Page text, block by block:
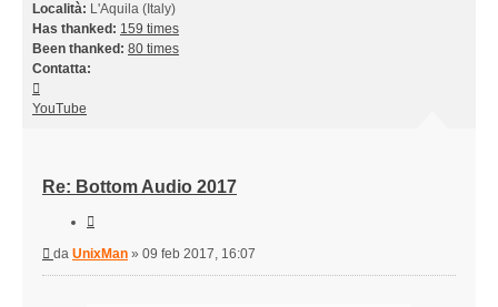
Località: L'Aquila (Italy)
Has thanked: 159 times
Been thanked: 80 times
Contatta:
UnixMan
YouTube
Re: Bottom Audio 2017
Messaggio
da UnixMan » 09 feb 2017, 16:07